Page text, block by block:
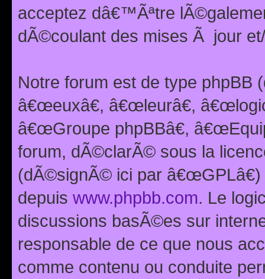
acceptez dâ€™Ãªtre
dÃ©coulant des mises Ã jour
Notre forum est de type phpBB
â€œeuxâ€, â€œleurâ€,
â€œGroupe phpBBâ€,
forum, dÃ©clarÃ© sous la
(dÃ©signÃ© ici par
depuis www.phpbb.com. Le
discussions basÃ©es sur
responsable de ce que nous
comme contenu ou conduite